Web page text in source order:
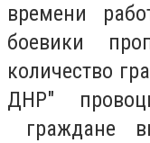
времени
боевики
количество
ДНР"
граждане